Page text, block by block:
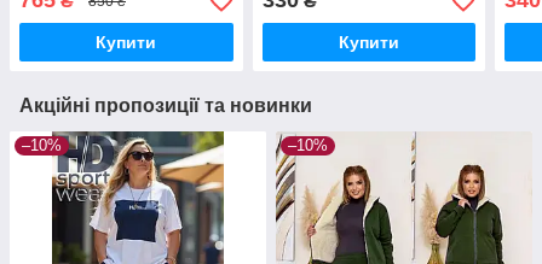
Купити Купити
Акційні пропозиції та новинки
–10% –10%